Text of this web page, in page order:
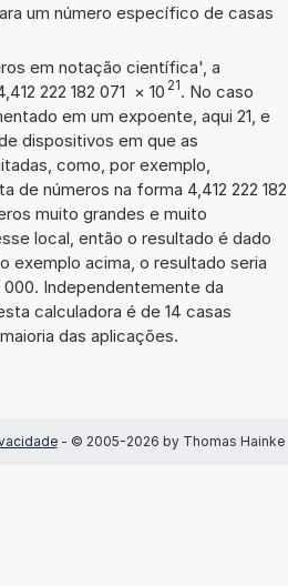
um número específico de casas
em notação científica', a
222 182 071 × 10 21. No caso
em um expoente, aqui 21, e
dispositivos em que as
como, por exemplo,
de números na forma 4,412 222 182
muito grandes e muito
local, então o resultado é dado
exemplo acima, o resultado seria
000. Independentemente da
calculadora é de 14 casas
das aplicações.
- © 2005-2026 by Thomas Hainke